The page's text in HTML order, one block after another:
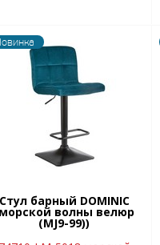
Стул барный DOMINIC
волны велюр
(MJ9-99))